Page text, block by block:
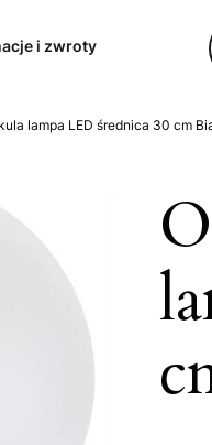
i zwroty
lampa LED średnica 30 cm